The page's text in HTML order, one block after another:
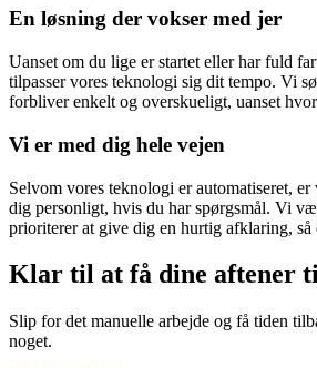
En løsning der vokser med jer
Uanset om du lige er startet eller har fuld
tilpasser vores teknologi sig dit tempo. Vi
forbliver enkelt og overskueligt, uanset
Vi er med dig hele vejen
Selvom vores teknologi er automatiseret,
dig personligt, hvis du har spørgsmål. Vi
prioriterer at give dig en hurtig afklaring, så
Klar til at få dine aftener
Slip for det manuelle arbejde og få tiden
noget.